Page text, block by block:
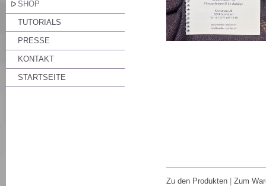
SHOP
TUTORIALS
PRESSE
KONTAKT
STARTSEITE
Zu den Produkten Zum